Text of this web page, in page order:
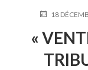
D'ARIANE
PUBLIÉ
18
«